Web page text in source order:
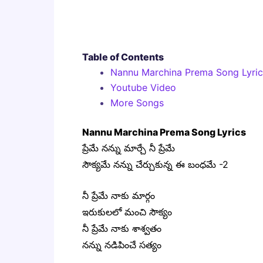
Table of Contents
Nannu Marchina Prema Song
Youtube Video
More Songs
Nannu Marchina Prema Song Lyrics
ప్రేమే నన్ను మార్చే నీ ప్రేమే
సౌక్యమే నన్ను చేర్చుకున్న ఈ బంధమే -2
నీ ప్రేమే నాకు మార్గం
ఇరుకులలో మంచి సౌక్యం
నీ ప్రేమే నాకు శాశ్వతం
నన్ను నడిపించే సత్యం